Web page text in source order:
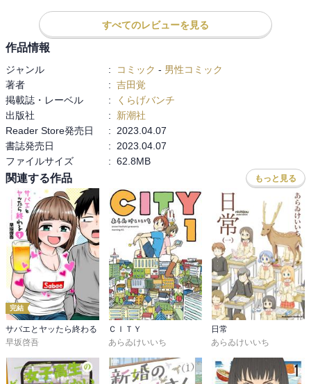
すべてのレビューを見る
作品情報
ジャンル : コミック - 男性コミック
著者
: 吉田覚
掲載誌・レーベル
:
くらげバンチ
出版社
:
新潮社
Reader Store発売日
:
2023.04.07
書誌発売日
:
2023.04.07
ファイルサイズ
: 62.8MB
関連する作品 もっと見る
完結
サバエとヤッたら終わる
早坂啓吾
ＣＩＴＹ
あらゐけいいち
日常
あらゐけいいち